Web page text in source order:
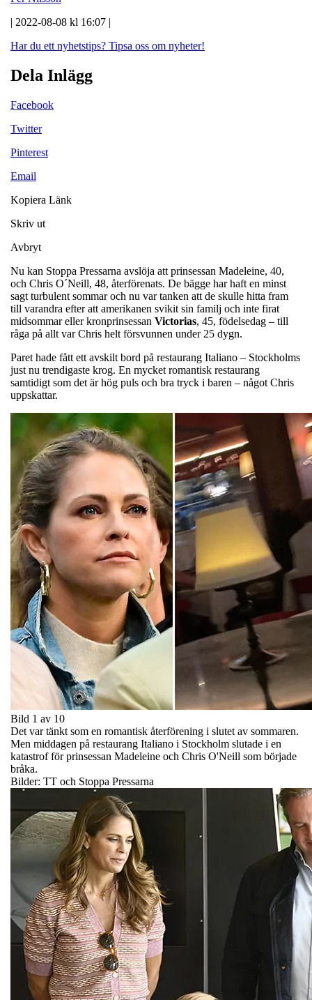
| 2022-08-08 kl 16:07 |
Har du ett nyhetstips? Tipsa oss om nyheter!
Dela Inlägg
Facebook
Twitter
Pinterest
Email
Kopiera Länk
Skriv ut
Avbryt
Nu kan Stoppa Pressarna avslöja att prinsessan Madeleine, 40,
och Chris O´Neill, 48, återförenats. De bägge har haft en minst
sagt turbulent sommar och nu var tanken att de skulle hitta fram
till varandra efter att amerikanen svikit sin familj och inte firat
midsommar eller kronprinsessan Victorias, 45, födelsedag – till
råga på allt var Chris helt försvunnen under 25 dygn.
Paret hade fått ett avskilt bord på restaurang Italiano – Stockholms
just nu trendigaste krog. En mycket romantisk restaurang
samtidigt som det är hög puls och bra tryck i baren – något Chris
uppskattar.
Bild 1 av 10
Det var tänkt som en romantisk återförening i slutet av sommaren.
Men middagen på restaurang Italiano i Stockholm slutade i en
katastrof för prinsessan Madeleine och Chris O'Neill som började
bråka.
Bilder: TT och Stoppa Pressarna